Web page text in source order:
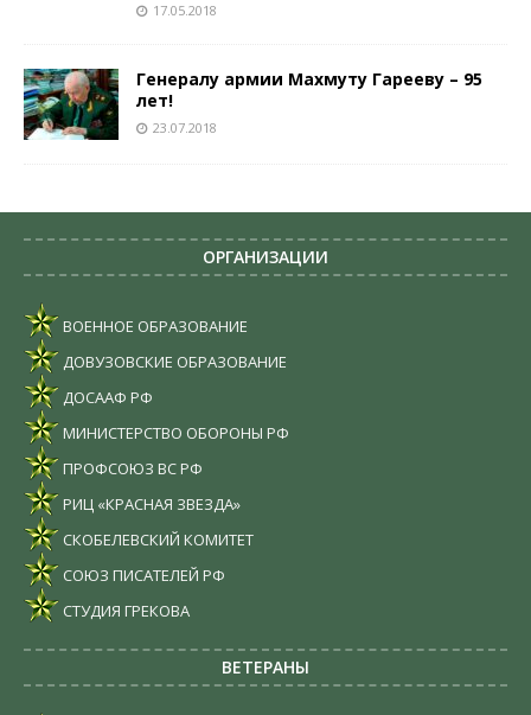
17.05.2018
Генералу армии Махмуту Гарееву – 95
лет!
23.07.2018
ОРГАНИЗАЦИИ
ВОЕННОЕ ОБРАЗОВАНИЕ
ДОВУЗОВСКИЕ ОБРАЗОВАНИЕ
ДОСААФ РФ
МИНИСТЕРСТВО ОБОРОНЫ РФ
ПРОФСОЮЗ ВС РФ
РИЦ «КРАСНАЯ ЗВЕЗДА»
СКОБЕЛЕВСКИЙ КОМИТЕТ
СОЮЗ ПИСАТЕЛЕЙ РФ
СТУДИЯ ГРЕКОВА
ВЕТЕРАНЫ